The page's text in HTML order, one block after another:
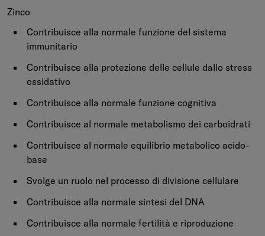
Zinco
Contribuisce alla normale funzione del sistema
immunitario
Contribuisce alla protezione delle cellule dallo stress
ossidativo
Contribuisce alla normale funzione cognitiva
Contribuisce al normale metabolismo dei carboidrati
Contribuisce al normale equilibrio metabolico acido-
base
Svolge un ruolo nel processo di divisione cellulare
Contribuisce alla normale sintesi del DNA
Contribuisce alla normale fertilità e riproduzione